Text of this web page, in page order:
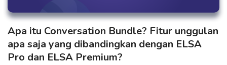
Apa itu Conversation Bundle? Fitur unggulan
apa saja yang dibandingkan dengan ELSA
Pro dan ELSA Premium?